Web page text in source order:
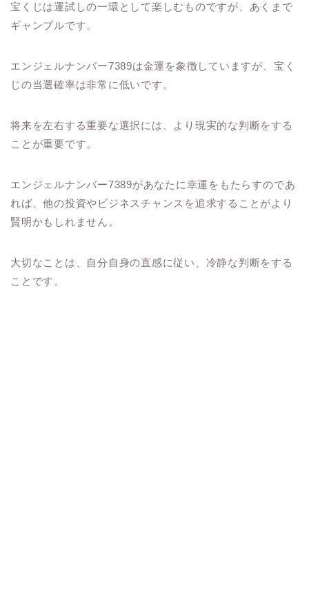
宝くじは運試しの一環として楽しむものですが、あくまで
ギャンブルです。
エンジェルナンバー7389は金運を象徴していますが、宝く
じの当選確率は非常に低いです。
将来を左右する重要な選択には、より現実的な判断をする
ことが重要です。
エンジェルナンバー7389があなたに幸運をもたらすのであ
れば、他の投資やビジネスチャンスを追求することがより
賢明かもしれません。
大切なことは、自分自身の直感に従い、冷静な判断をする
ことです。